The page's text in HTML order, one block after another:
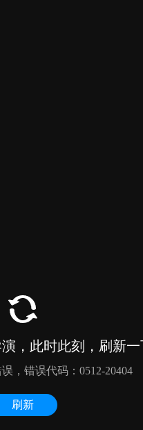
，此时此刻，刷新一
，错误代码：0512-20404
刷新